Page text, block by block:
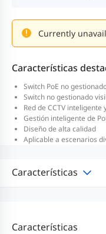
Currently
Características
Switch PoE no
Switch no gestionado
Red de CCTV inteligente
Gestión inteligente de
Diseño de alta calidad
Aplicable a escenarios
Características
Características